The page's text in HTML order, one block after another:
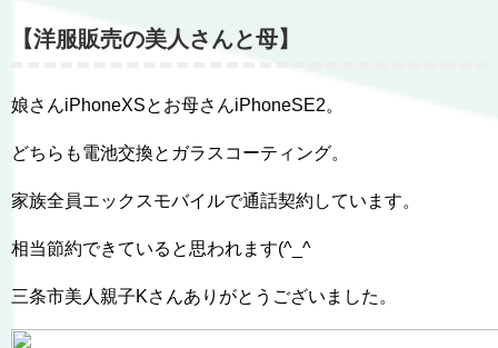
【洋服販売の美人さんと母】
娘さんiPhoneXSとお母さんiPhoneSE2。
どちらも電池交換とガラスコーティング。
家族全員エックスモバイルで通話契約しています。
相当節約できていると思われます(^_^
三条市美人親子Kさんありがとうございました。